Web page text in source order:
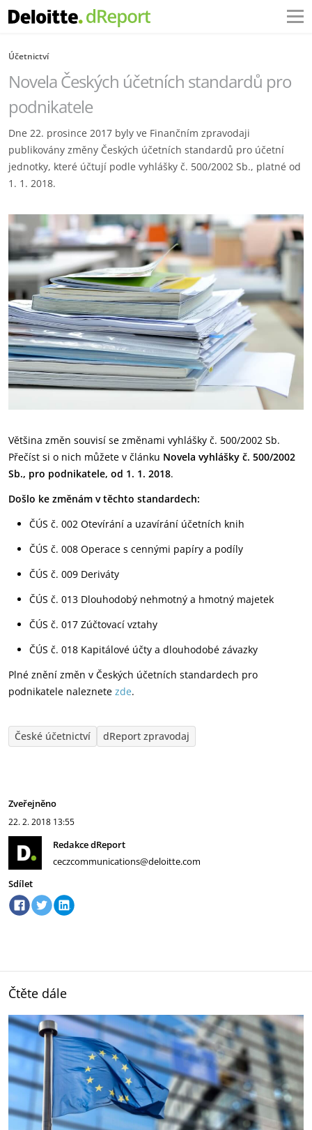
Účetnictví
Novela Českých účetních standardů pro
podnikatele
Dne 22. prosince 2017 byly ve Finančním zpravodaji
publikovány změny Českých účetních standardů pro účetní
jednotky, které účtují podle vyhlášky č. 500/2002 Sb., platné od
1. 1. 2018.
Většina změn souvisí se změnami vyhlášky č. 500/2002 Sb.
Přečíst si o nich můžete v článku Novela vyhlášky č. 500/2002
Sb., pro podnikatele, od 1. 1. 2018.
Došlo ke změnám v těchto standardech:
ČÚS č. 002 Otevírání a uzavírání účetních knih
ČÚS č. 008 Operace s cennými papíry a podíly
ČÚS č. 009 Deriváty
ČÚS č. 013 Dlouhodobý nehmotný a hmotný majetek
ČÚS č. 017 Zúčtovací vztahy
ČÚS č. 018 Kapitálové účty a dlouhodobé závazky
Plné znění změn v Českých účetních standardech pro
podnikatele naleznete zde.
České účetnictví dReport zpravodaj
Zveřejněno
22. 2. 2018 13:55
Redakce dReport
ceczcommunications@deloitte.com
Sdílet
Čtěte dále